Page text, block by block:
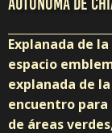
Explanada de
espacio
explanada de
encuentro
de áreas